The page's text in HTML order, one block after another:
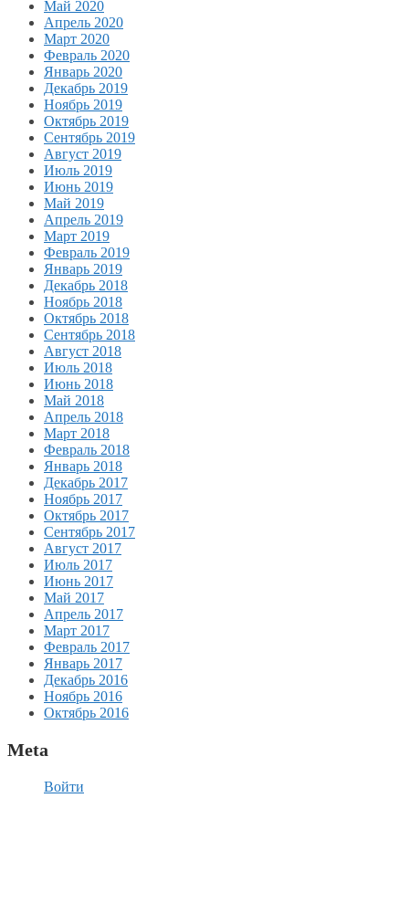
Май 2020
Апрель 2020
Март 2020
Февраль 2020
Январь 2020
Декабрь 2019
Ноябрь 2019
Октябрь 2019
Сентябрь 2019
Август 2019
Июль 2019
Июнь 2019
Май 2019
Апрель 2019
Март 2019
Февраль 2019
Январь 2019
Декабрь 2018
Ноябрь 2018
Октябрь 2018
Сентябрь 2018
Август 2018
Июль 2018
Июнь 2018
Май 2018
Апрель 2018
Март 2018
Февраль 2018
Январь 2018
Декабрь 2017
Ноябрь 2017
Октябрь 2017
Сентябрь 2017
Август 2017
Июль 2017
Июнь 2017
Май 2017
Апрель 2017
Март 2017
Февраль 2017
Январь 2017
Декабрь 2016
Ноябрь 2016
Октябрь 2016
Meta
Войти